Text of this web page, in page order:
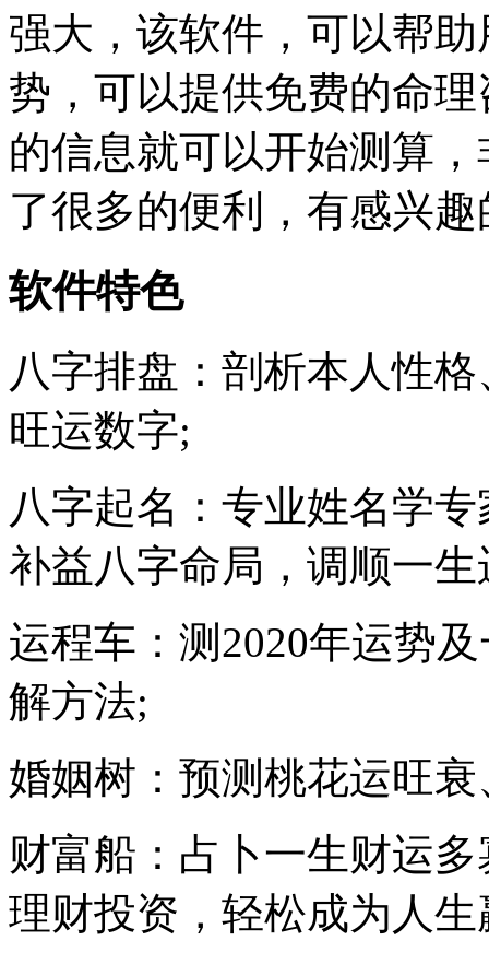
强大，该软件，可以帮
势，可以提供免费的命
的信息就可以开始测算
了很多的便利，有感兴
软件特色
八字排盘：剖析本人性
旺运数字;
八字起名：专业姓名学
补益八字命局，调顺一生
运程车：测2020年运势
解方法;
婚姻树：预测桃花运旺
财富船：占卜一生财运
理财投资，轻松成为人生